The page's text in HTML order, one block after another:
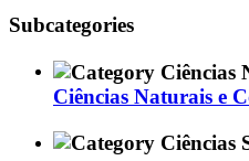
Subcategories
Ciências Naturais e